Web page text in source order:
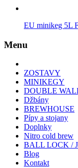
EU minikeg 5L
Menu
ZOSTAVY
MINIKEGY
DOUBLE
Džbány
BREWHOUSE
Pípy a stojany
Doplnky
Nitro cold brew
BALL LOCK /
Blog
Kontakt